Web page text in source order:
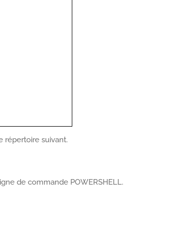
répertoire suivant.
de commande POWERSHELL.